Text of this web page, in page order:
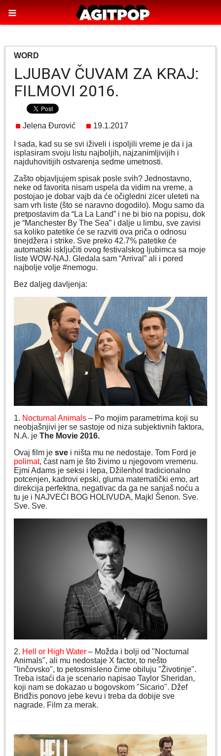
WORD
LJUBAV ČUVAM ZA KRAJ:
FILMOVI 2016.
Jelena Đurović 19.1.2017
I sada, kad su se svi iživeli i ispoljili vreme je da i ja
isplasiram svoju listu najboljih, najzanimljivijih i
najduhovitijih ostvarenja sedme umetnosti.
Zašto objavljujem spisak posle svih? Jednostavno,
neke od favorita nisam uspela da vidim na vreme, a
postojao je dobar vajb da će očigledni zicer uleteti na
sam vrh liste (što se naravno dogodilo). Mogu samo da
pretpostavim da “La La Land” i ne bi bio na popisu, dok
je “Manchester By The Sea” i dalje u limbu, sve zavisi
sa koliko patetike će se razviti ova priča o odnosu
tinejdžera i strike. Sve preko 42.7% patetike će
automatski isključiti ovog festivalskog ljubimca sa moje
liste WOW-NAJ. Gledala sam “Arrival” ali i pored
najbolje volje #nemogu.
Bez daljeg davljenja:
1. Nocturnal Animals – Po mojim parametrima koji su
neobjašnjivi jer se sastoje od niza subjektivnih faktora,
N.A. je The Movie 2016.
Ovaj film je sve i ništa mu ne nedostaje. Tom Ford je
polimat, čast nam je što živimo u njegovom vremenu.
Ejmi Adams je seksi i lepa, Džilenhol tradicionalno
potcenjen, kadrovi epski, gluma matematički emo, art
direkcija perfektna, negativac da ga ne sanjaš noću a
tu je i NAJVEĆI BOG HOLIVUDA, Majkl Šenon. Sve.
Sve. Sve.
2. Hell or High Water – Možda i bolji od "Nocturnal
Animals", ali mu nedostaje X factor, to nešto
"linčovsko", to petosmisleno čime obiluju "Životinje".
Treba istaći da je scenario napisao Taylor Sheridan,
koji nam se dokazao u bogovskom "Sicario". Džef
Bridžis ponovo jebe kevu i treba da dobije sve
nagrade. Film za merak.